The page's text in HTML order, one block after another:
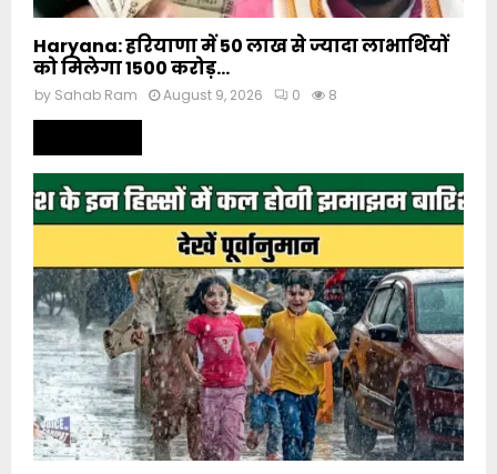
Haryana: हरियाणा में 50 लाख से ज्यादा लाभार्थियों
को मिलेगा 1500 करोड़...
by Sahab Ram August 9, 2026 0 8